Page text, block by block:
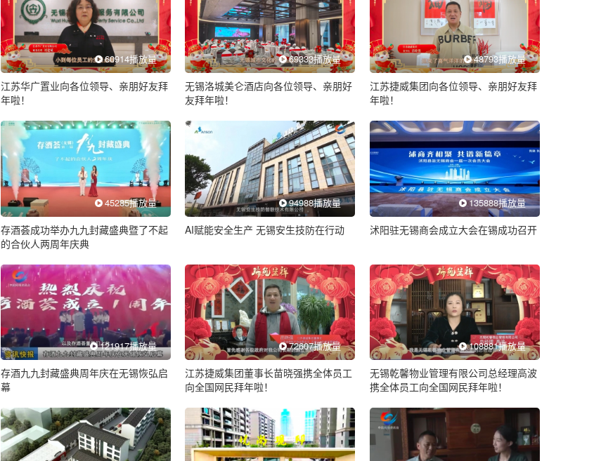
60914播放量
江苏华广置业向各位领导、亲朋好友拜
年啦！
69333播放量
无锡洛城美仑酒店向各位领导、亲朋好
友拜年啦！
48793播放量
江苏捷威集团向各位领导、亲朋好友拜
年啦！
45285播放量
存酒荟成功举办九九封藏盛典暨了不起
的合伙人两周年庆典
94988播放量
AI赋能安全生产 无锡安生技防在行动
135888播放量
沭阳驻无锡商会成立大会在锡成功召开
121917播放量
存酒九九封藏盛典周年庆在无锡恢弘启
幕
72607播放量
江苏捷威集团董事长苗晓强携全体员工
向全国网民拜年啦！
108881播放量
无锡乾馨物业管理有限公司总经理高波
携全体员工向全国网民拜年啦！